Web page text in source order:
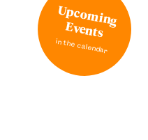
Upcoming
Events
in the calendar